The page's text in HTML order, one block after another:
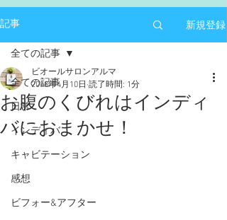
記事 新規登録
全ての記事
日常
インディバ
キャビテーション
感想
ビフォー&アフター
全ての記事
お腹のくびれはインディ
バにおまかせ！
ビオールサロンアルマ
2018年4月10日 読了時間: 1分